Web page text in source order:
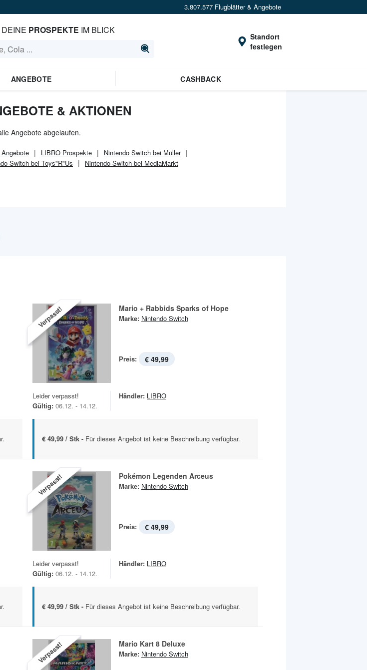
3.807.577 Flugblätter & Angebote
PROSPEKTE IM BLICK
Standort
festlegen
ANGEBOTE CASHBACK
& AKTIONEN
Angebote abgelaufen.
Angebote LIBRO Prospekte
Nintendo Switch bei Müller
Switch bei Toys"R"Us Nintendo Switch bei MediaMarkt
Verpasst! Mario + Rabbids Sparks of Hope
Marke: Nintendo Switch
Preis: € 49,99
Leider verpasst!
Gültig: 06.12. - 14.12.
Händler: LIBRO
€ 49,99 / Stk - Für dieses Angebot ist keine Beschreibung verfügbar.
Verpasst! Pokémon Legenden Arceus
Marke: Nintendo Switch
Preis: € 49,99
Leider verpasst!
Gültig: 06.12. - 14.12.
Händler: LIBRO
€ 49,99 / Stk - Für dieses Angebot ist keine Beschreibung verfügbar.
Verpasst! Mario Kart 8 Deluxe
Marke: Nintendo Switch